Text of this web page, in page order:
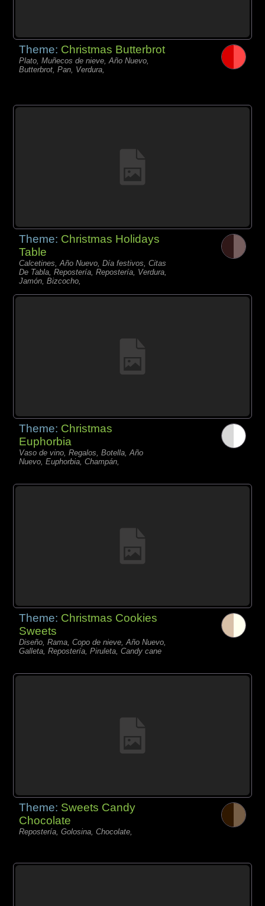
Theme: Christmas Butterbrot
Plato, Muñecos de nieve, Año Nuevo,
Butterbrot, Pan, Verdura,
Theme: Christmas Holidays
Table
Calcetines, Año Nuevo, Día festivos, Citas
De Tabla, Repostería, Repostería, Verdura,
Jamón, Bizcocho,
Theme: Christmas
Euphorbia
Vaso de vino, Regalos, Botella, Año
Nuevo, Euphorbia, Champán,
Theme: Christmas Cookies
Sweets
Diseño, Rama, Copo de nieve, Año Nuevo,
Galleta, Repostería, Piruleta, Candy cane
Theme: Sweets Candy
Chocolate
Repostería, Golosina, Chocolate,